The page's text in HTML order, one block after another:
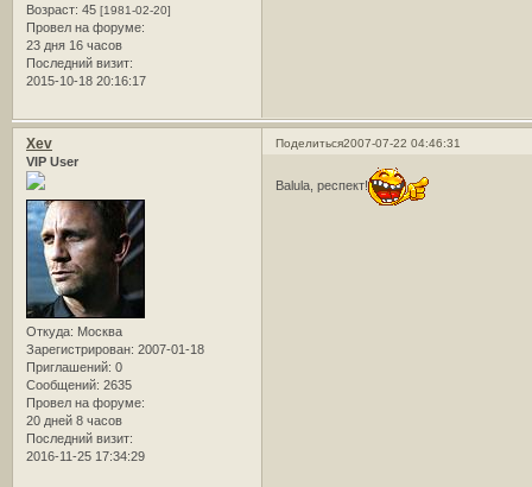
Возраст: 45 [1981-02-20]
Провел на форуме:
23 дня 16 часов
Последний визит:
2015-10-18 20:16:17
Поделиться2007-07-22 04:46:31
Xev
VIP User
Откуда: Москва
Зарегистрирован: 2007-01-18
Приглашений: 0
Сообщений: 2635
Провел на форуме:
20 дней 8 часов
Последний визит:
2016-11-25 17:34:29
Balula, респект!